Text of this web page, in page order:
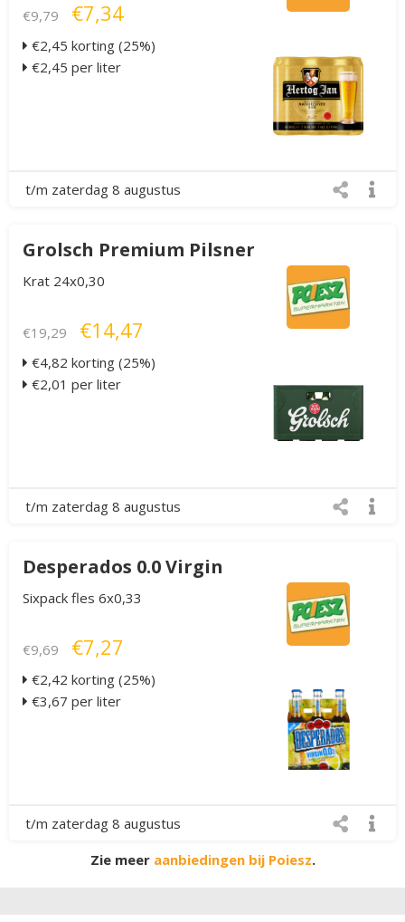
€9,79 €7,34
€2,45 korting (25%)
€2,45 per liter
t/m zaterdag 8 augustus
Grolsch Premium Pilsner
Krat 24x0,30
€19,29 €14,47
€4,82 korting (25%)
€2,01 per liter
t/m zaterdag 8 augustus
Desperados 0.0 Virgin
Sixpack fles 6x0,33
€9,69 €7,27
€2,42 korting (25%)
€3,67 per liter
t/m zaterdag 8 augustus
Zie meer aanbiedingen bij Poiesz.